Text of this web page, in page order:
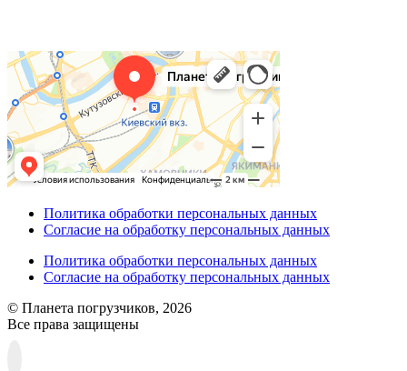
Политика обработки персональных данных
Согласие на обработку персональных данных
Политика обработки персональных данных
Согласие на обработку персональных данных
© Планета погрузчиков, 2026
Все права защищены